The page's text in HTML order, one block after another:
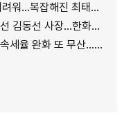
태원-노소영 재산분할 셈법
...한화M&S 향후 과제는?
생산·석화 세제지원 실효성 의문